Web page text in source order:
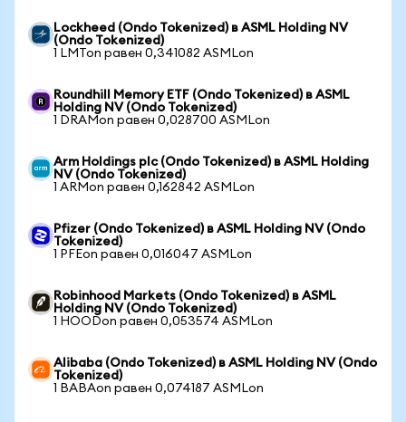
Lockheed (Ondo Tokenized) в ASML Holding NV
(Ondo Tokenized)
1 LMTon равен 0,341082 ASMLon
Roundhill Memory ETF (Ondo Tokenized) в ASML
Holding NV (Ondo Tokenized)
1 DRAMon равен 0,028700 ASMLon
Arm Holdings plc (Ondo Tokenized) в ASML Holding
NV (Ondo Tokenized)
1 ARMon равен 0,162842 ASMLon
Pfizer (Ondo Tokenized) в ASML Holding NV (Ondo
Tokenized)
1 PFEon равен 0,016047 ASMLon
Robinhood Markets (Ondo Tokenized) в ASML
Holding NV (Ondo Tokenized)
1 HOODon равен 0,053574 ASMLon
Alibaba (Ondo Tokenized) в ASML Holding NV (Ondo
Tokenized)
1 BABAon равен 0,074187 ASMLon